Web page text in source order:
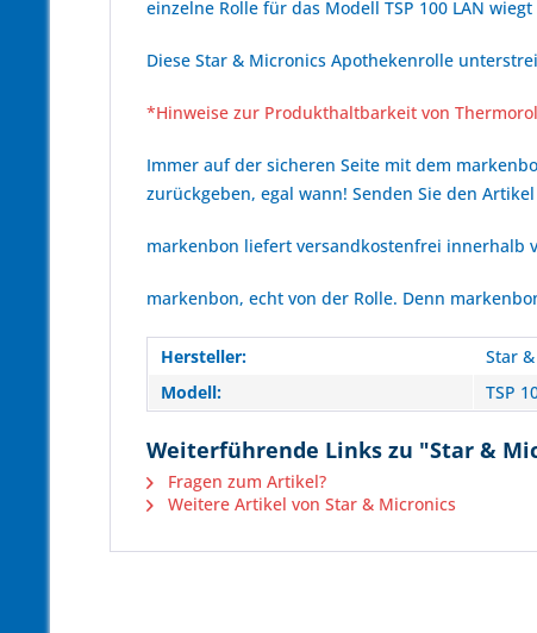
einzelne Rolle für das Modell TSP 100 LAN wiegt
Diese Star & Micronics Apothekenrolle
*Hinweise zur Produkthaltbarkeit von
Immer auf der sicheren Seite mit dem
zurückgeben, egal wann! Senden Sie den
markenbon liefert versandkostenfrei innerhalb
markenbon, echt von der Rolle. Denn
Hersteller:
Star
Modell:
TSP
Weiterführende Links zu "Star &
Fragen zum Artikel?
Weitere Artikel von Star & Micronics